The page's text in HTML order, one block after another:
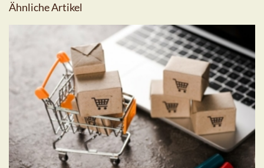
Ähnliche Artikel